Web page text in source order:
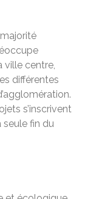
ville centre,
différentes
s’inscrivent
seule fin du